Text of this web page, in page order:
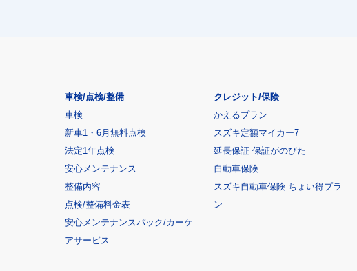
車検/点検/整備
車検
新車1・6月無料点検
法定1年点検
安心メンテナンス
整備内容
点検/整備料金表
安心メンテナンスパック/カーケ
アサービス
クレジット/保険
かえるプラン
スズキ定額マイカー7
延長保証 保証がのびた
自動車保険
スズキ自動車保険 ちょい得プラ
ン